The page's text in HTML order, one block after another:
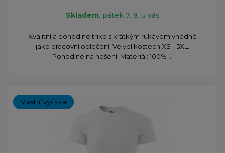
Skladem, pátek 7. 8. u vás
Kvalitní a pohodlné triko s krátkým rukávem vhodné
jako pracovní oblečení. Ve velikostech XS - 5XL.
Pohodlné na nošení. Materiál: 100% ...
Vlastní výšivka